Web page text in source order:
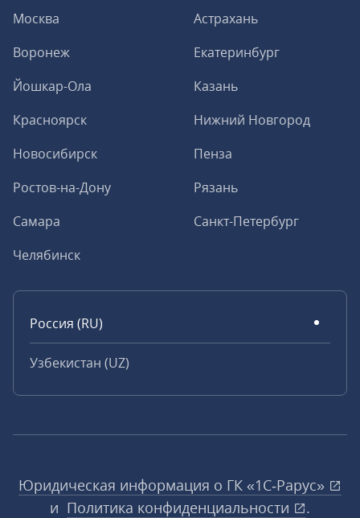
Москва
Астрахань
Воронеж
Екатеринбург
Йошкар-Ола
Казань
Красноярск
Нижний Новгород
Новосибирск
Пенза
Ростов-на-Дону
Рязань
Самара
Санкт-Петербург
Челябинск
Россия (RU)
Узбекистан (UZ)
Юридическая информация о ГК «1С‑Рарус»
и Политика конфиденциальности
.